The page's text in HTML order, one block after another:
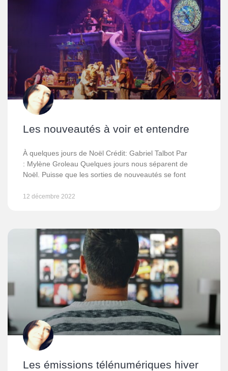
Les nouveautés à voir et entendre
À quelques jours de Noël Crédit: Gabriel Talbot Par
: Mylène Groleau Quelques jours nous séparent de
Noël. Puisse que les sorties de nouveautés se font
12 décembre 2022
Les émissions télénumériques hiver